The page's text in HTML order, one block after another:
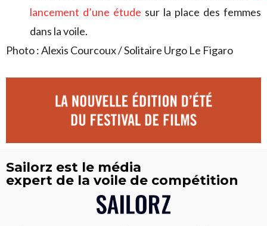
lancement d’une étude sur la place des femmes
dans la voile.
Photo : Alexis Courcoux / Solitaire Urgo Le Figaro
Sailorz est le média
expert de la voile de compétition